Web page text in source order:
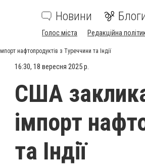
Новини
Голос міста Редакційна
нафтопродуктів з Туреччини та Індії
16:30, 18 вересня 2025 р.
США
імпорт
та Індії